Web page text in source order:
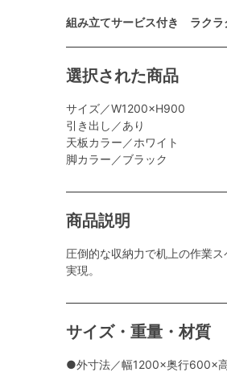
組み立てサービス付き ラクラ
選択された商品
サイズ／W1200×H900
引き出し／あり
天板カラー／ホワイト
脚カラー／ブラック
商品説明
圧倒的な収納力で机上の作業
実現。
サイズ・重量・材質
●外寸法／幅1200×奥行600×